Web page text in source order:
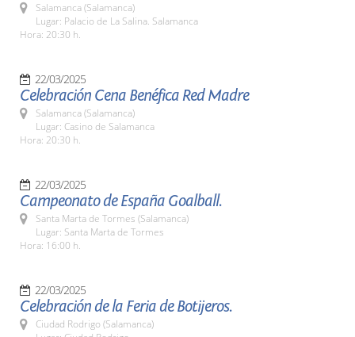
Salamanca (Salamanca)
Lugar: Palacio de La Salina. Salamanca
Hora: 20:30 h.
22/03/2025
Celebración Cena Benéfica Red Madre
Salamanca (Salamanca)
Lugar: Casino de Salamanca
Hora: 20:30 h.
22/03/2025
Campeonato de España Goalball.
Santa Marta de Tormes (Salamanca)
Lugar: Santa Marta de Tormes
Hora: 16:00 h.
22/03/2025
Celebración de la Feria de Botijeros.
Ciudad Rodrigo (Salamanca)